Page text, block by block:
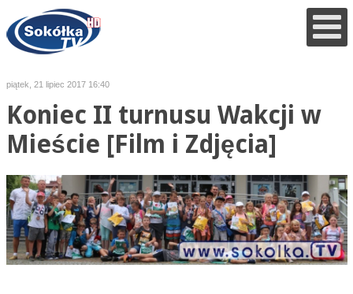
piątek, 21 lipiec 2017 16:40
Koniec II turnusu Wakcji w
Mieście [Film i Zdjęcia]